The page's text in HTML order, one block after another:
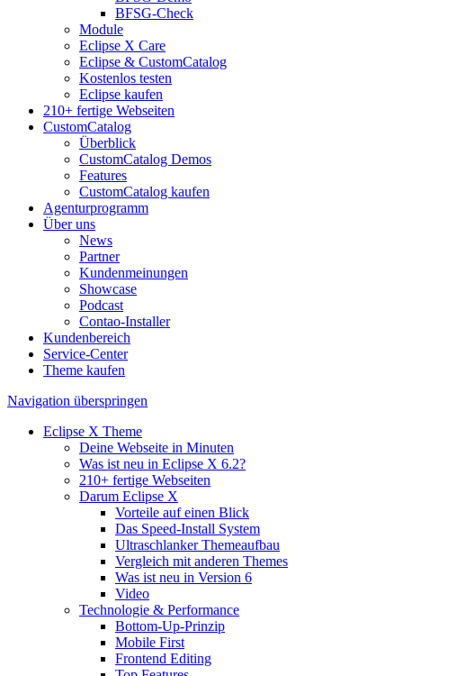
BFSG-Check
Module
Eclipse X Care
Eclipse & CustomCatalog
Kostenlos testen
Eclipse kaufen
210+ fertige Webseiten
CustomCatalog
Überblick
CustomCatalog Demos
Features
CustomCatalog kaufen
Agenturprogramm
Über uns
News
Partner
Kundenmeinungen
Showcase
Podcast
Contao-Installer
Kundenbereich
Service-Center
Theme kaufen
Navigation überspringen
Eclipse X Theme
Deine Webseite in Minuten
Was ist neu in Eclipse X 6.2?
210+ fertige Webseiten
Darum Eclipse X
Vorteile auf einen Blick
Das Speed-Install System
Ultraschlanker Themeaufbau
Vergleich mit anderen Themes
Was ist neu in Version 6
Video
Technologie & Performance
Bottom-Up-Prinzip
Mobile First
Frontend Editing